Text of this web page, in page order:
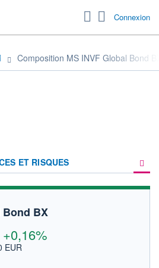
Connexion
Composition MS INVF Global Bond
ET RISQUES
Bond BX
+0,16%
EUR